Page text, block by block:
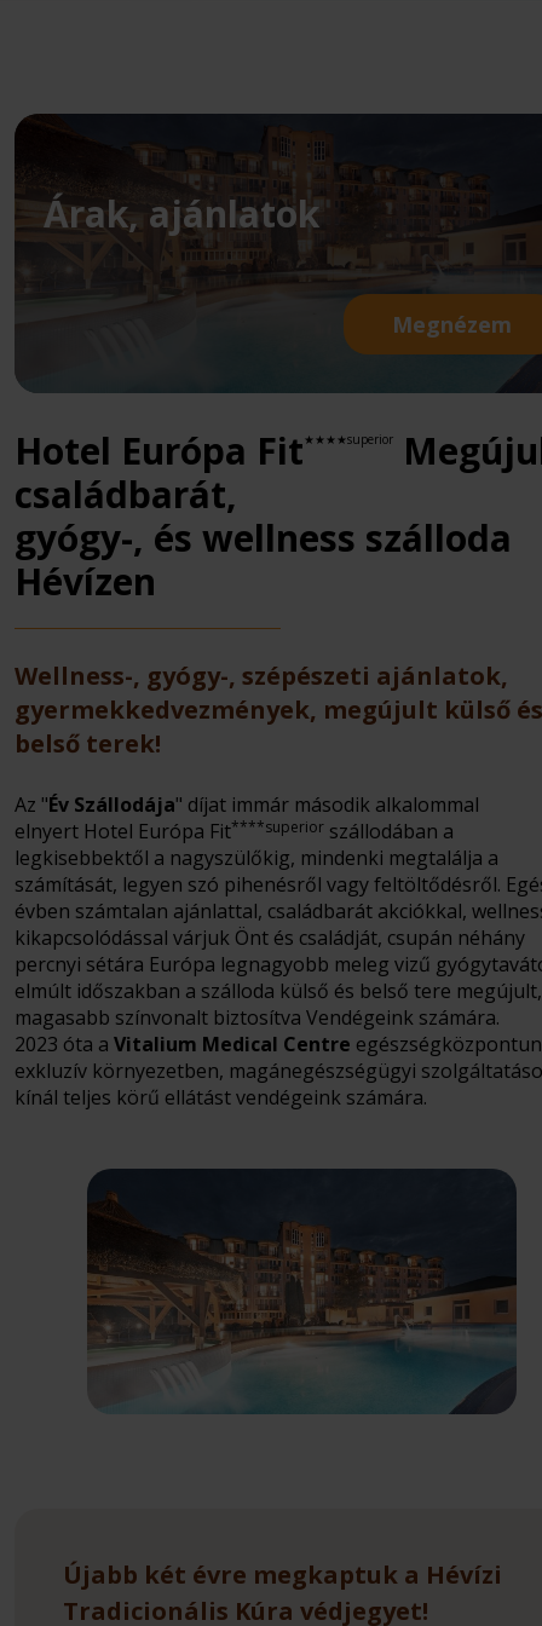
Árak, ajánlatok
Megnézem
Hotel Európa Fit★★★★superior
családbarát,
gyógy-, és wellness szálloda
Hévízen
Wellness-, gyógy-, szépészeti ajánlatok,
gyermekkedvezmények, megújult külső és
belső terek!
Az "Év Szállodája" díjat immár második alkalommal
elnyert Hotel Európa Fit****superior szállodában a
legkisebbektől a nagyszülőkig, mindenki megtalálja a
számítását, legyen szó pihenésről vagy feltöltődésről.
évben számtalan ajánlattal, családbarát akciókkal,
kikapcsolódással várjuk Önt és családját, csupán néhány
percnyi sétára Európa legnagyobb meleg vizű
elmúlt időszakban a szálloda külső és belső tere
magasabb színvonalt biztosítva Vendégeink számára.
2023 óta a Vitalium Medical Centre
exkluzív környezetben, magánegészségügyi
kínál teljes körű ellátást vendégeink számára.
Újabb két évre megkaptuk a Hévízi
Tradicionális Kúra védjegyet!